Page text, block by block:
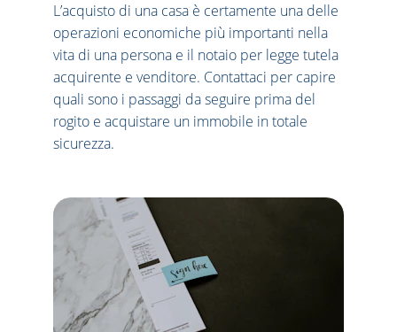
L’acquisto di una casa è certamente una delle
operazioni economiche più importanti nella
vita di una persona e il notaio per legge tutela
acquirente e venditore. Contattaci per capire
quali sono i passaggi da seguire prima del
rogito e acquistare un immobile in totale
sicurezza.